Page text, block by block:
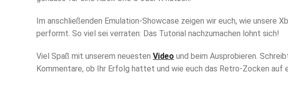
Im anschließenden Emulation-Showcase zeigen wir euch, wie unsere
performt. So viel sei verraten: Das Tutorial nachzumachen lohnt sich!
Viel Spaß mit unserem neuesten Video und beim Ausprobieren.
Kommentare, ob Ihr Erfolg hattet und wie euch das Retro-Zocken auf